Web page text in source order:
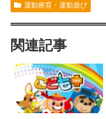
運動療育・運動遊び
関連記事